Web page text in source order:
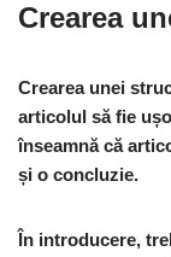
Crearea
Crearea unei
articolul să fie
înseamnă că
și o concluzie.
În introducere,